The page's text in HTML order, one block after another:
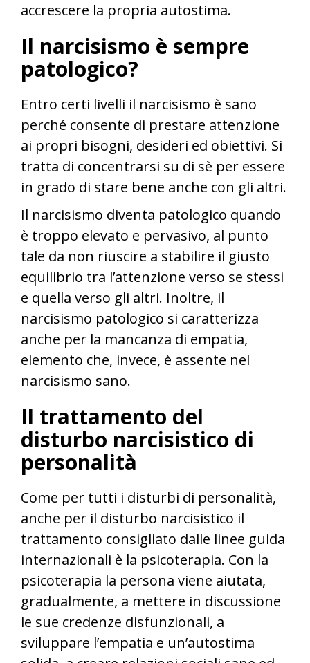
accrescere la propria autostima.
Il narcisismo è sempre
patologico?
Entro certi livelli il narcisismo è sano
perché consente di prestare attenzione
ai propri bisogni, desideri ed obiettivi. Si
tratta di concentrarsi su di sè per essere
in grado di stare bene anche con gli altri.
Il narcisismo diventa patologico quando
è troppo elevato e pervasivo, al punto
tale da non riuscire a stabilire il giusto
equilibrio tra l’attenzione verso se stessi
e quella verso gli altri. Inoltre, il
narcisismo patologico si caratterizza
anche per la mancanza di empatia,
elemento che, invece, è assente nel
narcisismo sano.
Il trattamento del
disturbo narcisistico di
personalità
Come per tutti i disturbi di personalità,
anche per il disturbo narcisistico il
trattamento consigliato dalle linee guida
internazionali è la psicoterapia. Con la
psicoterapia la persona viene aiutata,
gradualmente, a mettere in discussione
le sue credenze disfunzionali, a
sviluppare l’empatia e un’autostima